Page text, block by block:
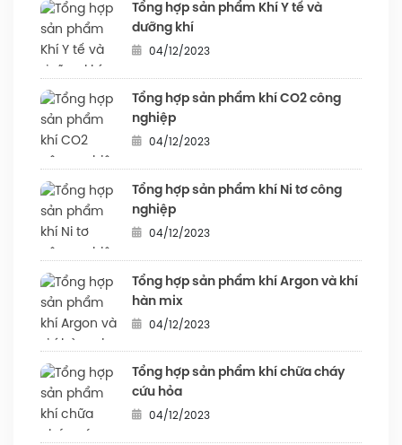
Tổng hợp sản phẩm Khí Y tế và
dưỡng khí
04/12/2023
Tổng hợp sản phẩm khí CO2 công
nghiệp
04/12/2023
Tổng hợp sản phẩm khí Ni tơ công
nghiệp
04/12/2023
Tổng hợp sản phẩm khí Argon và khí
hàn mix
04/12/2023
Tổng hợp sản phẩm khí chữa cháy
cứu hỏa
04/12/2023